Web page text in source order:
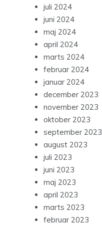
juli 2024
juni 2024
maj 2024
april 2024
marts 2024
februar 2024
januar 2024
december 2023
november 2023
oktober 2023
september 2023
august 2023
juli 2023
juni 2023
maj 2023
april 2023
marts 2023
februar 2023